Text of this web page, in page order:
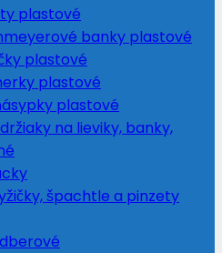
plastové
banky plastové
plastové
plastové
plastové
na lieviky, banky,
špachtle a pinzety